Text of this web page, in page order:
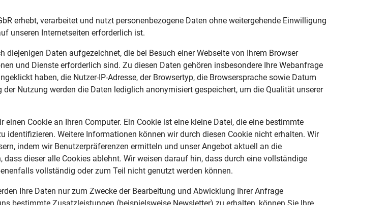
erhebt, verarbeitet und nutzt personenbezogene Daten ohne weitergehende Einwilligung
unseren Internetseiten erforderlich ist.
Daten aufgezeichnet, die bei Besuch einer Webseite von Ihrem Browser
und Dienste erforderlich sind. Zu diesen Daten gehören insbesondere Ihre Webanfrage
haben, die Nutzer-IP-Adresse, der Browsertyp, die Browsersprache sowie Datum
Nutzung werden die Daten lediglich anonymisiert gespeichert, um die Qualität unserer
Cookie an Ihren Computer. Ein Cookie ist eine kleine Datei, die eine bestimmte
Weitere Informationen können wir durch diesen Cookie nicht erhalten. Wir
indem wir Benutzerpräferenzen ermitteln und unser Angebot aktuell an die
dieser alle Cookies ablehnt. Wir weisen darauf hin, dass durch eine vollständige
vollständig oder zum Teil nicht genutzt werden können.
Ihre Daten nur zum Zwecke der Bearbeitung und Abwicklung Ihrer Anfrage